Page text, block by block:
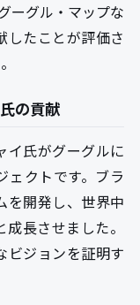
ーグル・マップな
したことが評価さ
の貢献
イ氏がグーグルに
ェクトです。ブラ
を開発し、世界中
長させました。
ビジョンを証明す